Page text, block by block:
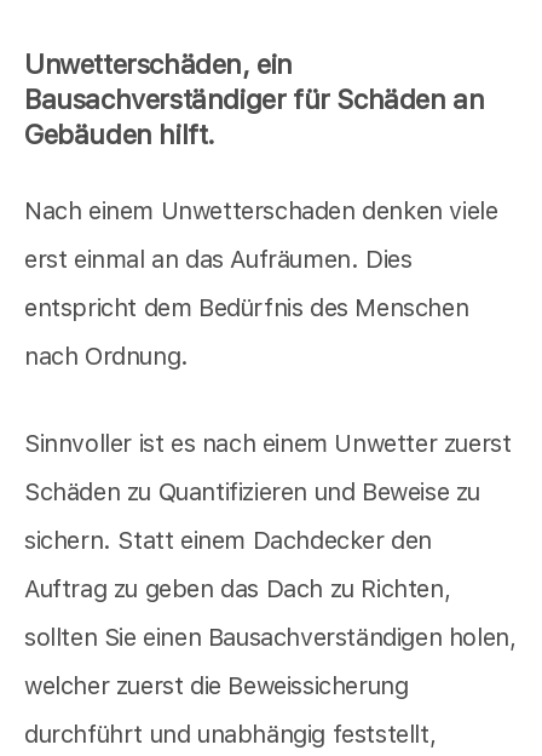
Unwetterschäden, ein
Bausachverständiger für Schäden an
Gebäuden hilft.
Nach einem Unwetterschaden denken viele
erst einmal an das Aufräumen. Dies
entspricht dem Bedürfnis des Menschen
nach Ordnung.
Sinnvoller ist es nach einem Unwetter zuerst
Schäden zu Quantifizieren und Beweise zu
sichern. Statt einem Dachdecker den
Auftrag zu geben das Dach zu Richten,
sollten Sie einen Bausachverständigen holen,
welcher zuerst die Beweissicherung
durchführt und unabhängig feststellt,